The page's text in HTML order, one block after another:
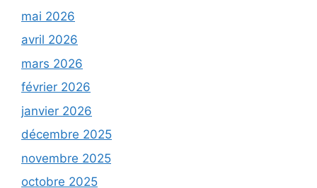
mai 2026
avril 2026
mars 2026
février 2026
janvier 2026
décembre 2025
novembre 2025
octobre 2025